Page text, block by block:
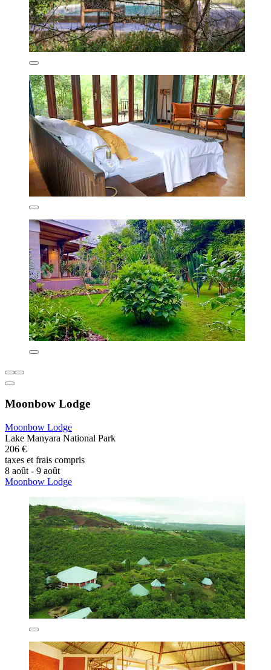
Moonbow Lodge
Moonbow Lodge
Lake Manyara National Park
206 €
taxes et frais compris
8 août - 9 août
Moonbow Lodge